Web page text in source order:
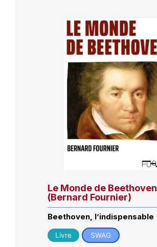
Le Monde de Beethoven
(Bernard Fournier)
Beethoven, l’indispensable
Livre SWAG